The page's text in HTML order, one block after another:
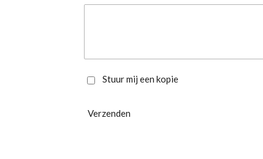
Stuur mij een kopie
Verzenden